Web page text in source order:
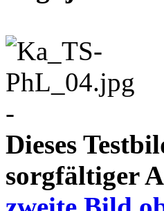
-
Dieses
sorgfältiger